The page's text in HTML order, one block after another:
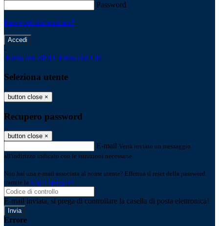
Password
Password dimenticata?
-
Entra con SPID Entra con CIE
Seleziona utente
button close ×
Recupero password
button close ×
E-mail Verrà inviato un messaggio
all'indirizzo indicato con le istruzioni necessarie.
Non hai una e-mail associata al nome utente? Effettua il reset della password
tramite la Login Spaggiari
E-mail inviata, si prega di controllare la casella di posta elettronica!
Errore